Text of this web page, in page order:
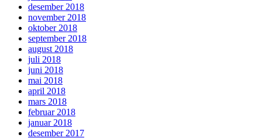
desember 2018
november 2018
oktober 2018
september 2018
august 2018
juli 2018
juni 2018
mai 2018
april 2018
mars 2018
februar 2018
januar 2018
desember 2017